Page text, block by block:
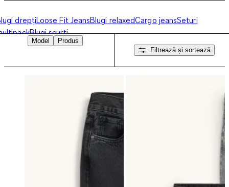
drepțiLoose Fit JeansBlugi relaxedCargo jeansSeturi
Blugi scurți
Model
Produs
Filtrează și sortează